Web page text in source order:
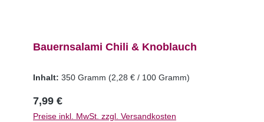
Bauernsalami Chili & Knoblauch
Inhalt: 350 Gramm (2,28 € / 100 Gramm)
7,99 €
Preise inkl. MwSt. zzgl. Versandkosten